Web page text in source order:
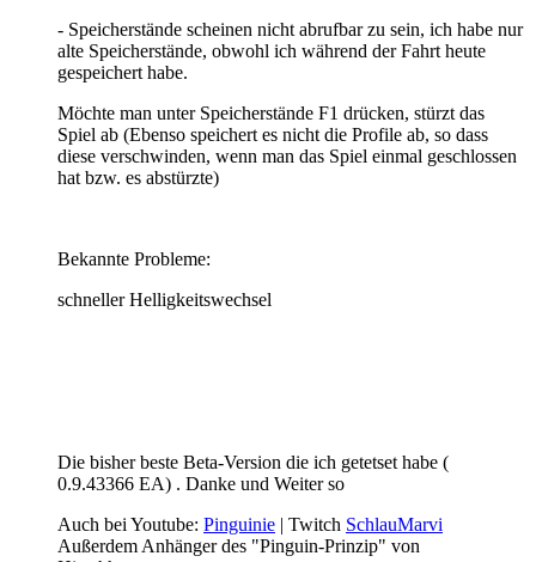
- Speicherstände scheinen nicht abrufbar zu sein, ich habe nur
alte Speicherstände, obwohl ich während der Fahrt heute
gespeichert habe.
Möchte man unter Speicherstände F1 drücken, stürzt das
Spiel ab (Ebenso speichert es nicht die Profile ab, so dass
diese verschwinden, wenn man das Spiel einmal geschlossen
hat bzw. es abstürzte)
Bekannte Probleme:
schneller Helligkeitswechsel
Die bisher beste Beta-Version die ich getetset habe (
0.9.43366 EA) . Danke und Weiter so
Auch bei Youtube: Pinguinie | Twitch SchlauMarvi
Außerdem Anhänger des "Pinguin-Prinzip" von